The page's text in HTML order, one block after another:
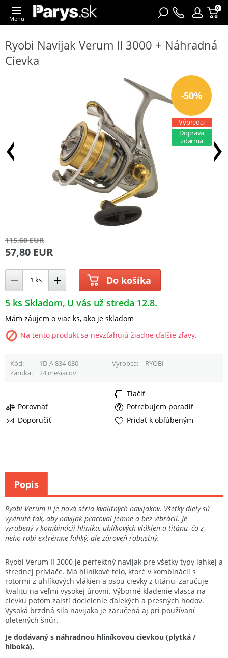
0
Menu
Ryobi Navijak Verum II 3000 + Náhradná
Cievka
-50%
Výpredaj
Doprava
zdarma
115,60 EUR
57,80 EUR
Do košíka
5 ks Skladom U vás už streda 12.8.
Mám záujem o viac ks, ako je skladom
Na tento produkt sa nevzťahujú žiadne ďalšie zľavy.
Kód 1D-A 834-030 Výrobca
RYOBI
Záruka
24 mesiacov
Porovnať
Potrebujem poradiť
Doporučiť
Tlačiť
Pridať k obľúbeným
Ryobi Verum II je nová séria kvalitných navijakov. Všetky diely sú
vyvinuté tak, aby navijak pracoval jemne a bez vibrácií. Je
vyrobený v kombinácii hliníka, uhlíkových vlákien a titánu, čo z
neho robí extrémne ľahký, ale zároveň robustný.
Ryobi Verum II 3000 je perfektný navijak pre všetky typy ľahkej a
strednej prívlače. Má hliníkové telo, ktoré v kombinácii s
rotormi z uhlíkových vlákien a osou cievky z titánu, zaručuje
kvalitu na veľmi vysokej úrovni. Výborné kladenie vlasca na
cievku potom zaistí docielenie ďalekých a presných hodov.
Vysoká brzdná sila navijaka je zaručená aj pri používaní
pletených šnúr.
Je dodávaný s náhradnou hliníkovou cievkou (plytká /
hlboká).
Popis